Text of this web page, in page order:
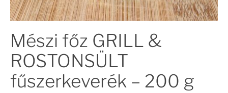
Mészi főz GRILL &
ROSTONSÜLT
fűszerkeverék – 200 g